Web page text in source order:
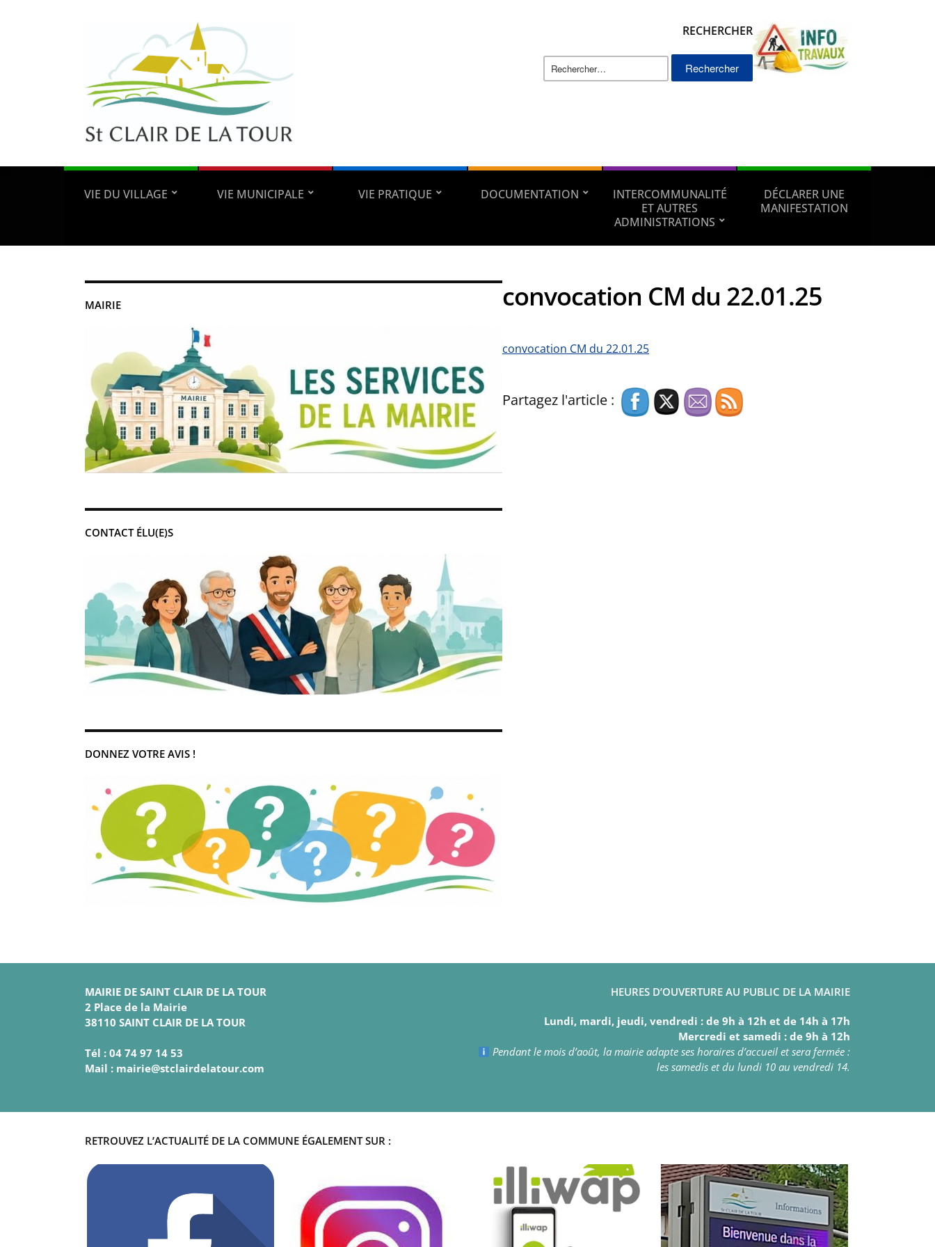
RECHERCHER
Rechercher :
VIE DU VILLAGE VIE MUNICIPALE VIE PRATIQUE DOCUMENTATION
INTERCOMMUNALITÉ
ET AUTRES
ADMINISTRATIONS
DÉCLARER UNE
MANIFESTATION
MAIRIE
CONTACT ÉLU(E)S
DONNEZ VOTRE AVIS !
convocation CM du 22.01.25
convocation CM du 22.01.25
Partagez l'article :
MAIRIE DE SAINT CLAIR DE LA TOUR
2 Place de la Mairie
38110 SAINT CLAIR DE LA TOUR
Tél : 04 74 97 14 53
Mail : mairie@stclairdelatour.com
HEURES D’OUVERTURE AU PUBLIC DE LA MAIRIE
Lundi, mardi, jeudi, vendredi : de 9h à 12h et de 14h à 17h
Mercredi et samedi : de 9h à 12h
Pendant le mois d’août, la mairie adapte ses horaires d’accueil et sera fermée :
les samedis et du lundi 10 au vendredi 14.
RETROUVEZ L’ACTUALITÉ DE LA COMMUNE ÉGALEMENT SUR :